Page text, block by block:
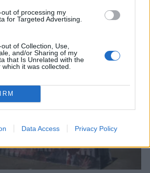
of processing my
for Targeted Advertising.
of Collection, Use,
and/or Sharing of my
that Is Unrelated with the
it was collected.
Data Access Privacy Policy
ΑΡΘΡΑ